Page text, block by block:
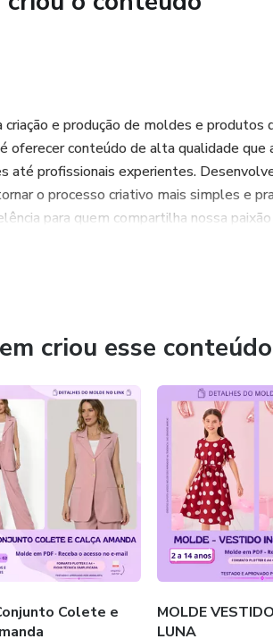
criação e produção de moldes e
oferecer conteúdo de alta qualidade que
até profissionais experientes.
o processo criativo mais simples e
para quem compartilha nossa paixão
criou esse conteúdo
Colete e
MOLDE
LUNA